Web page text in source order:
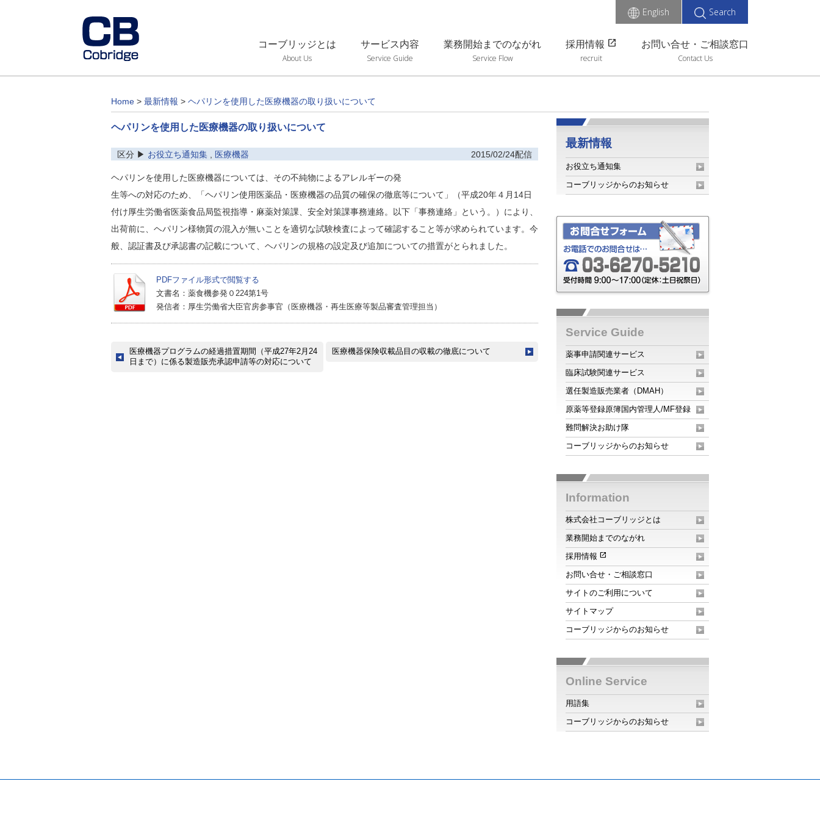
コーブリッジとは
About Us
サービス内容
Service Guide
業務開始までのながれ
Service Flow
採用情報 open_in_new
recruit
お問い合せ・ご相談窓口
Contact Us
English Search
Home > 最新情報 > ヘパリンを使用した医療機器の取り扱いについて
ヘパリンを使用した医療機器の取り扱いについて
区分 ▶ お役立ち通知集 医療機器 2015/02/24配信
ヘパリンを使用した医療機器については、その不純物によるアレルギーの発
生等への対応のため、「ヘパリン使用医薬品・医療機器の品質の確保の徹底等について」（平成20年４月14日
付け厚生労働省医薬食品局監視指導・麻薬対策課、安全対策課事務連絡。以下「事務連絡」という。）により、
出荷前に、ヘパリン様物質の混入が無いことを適切な試験検査によって確認すること等が求められています。今
般、認証書及び承認書の記載について、ヘパリンの規格の設定及び追加についての措置がとられました。
PDFファイル形式で閲覧する
文書名：薬食機参発０224第1号
発信者：厚生労働省大臣官房参事官（医療機器・再生医療等製品審査管理担当）
医療機器プログラムの経過措置期間（平成27年2月24
日まで）に係る製造販売承認申請等の対応について
医療機器保険収載品目の収載の徹底について
最新情報
お役立ち通知集
コーブリッジからのお知らせ
Service Guide
薬事申請関連サービス
臨床試験関連サービス
選任製造販売業者（DMAH）
原薬等登録原簿国内管理人/MF登録
難問解決お助け隊
コーブリッジからのお知らせ
Information
株式会社コーブリッジとは
業務開始までのながれ
採用情報 open_in_new
お問い合せ・ご相談窓口
サイトのご利用について
サイトマップ
コーブリッジからのお知らせ
Online Service
用語集
コーブリッジからのお知らせ